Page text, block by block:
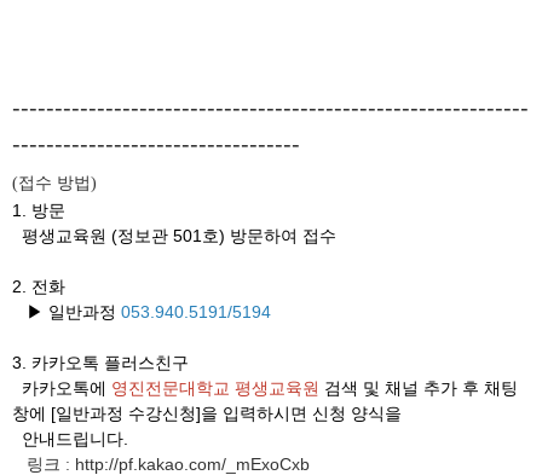
-------------------------------------------------------------
----------------------------------
(접수 방법)
1. 방문
평생교육원 (정보관 501호) 방문하여 접수
2. 전화
▶ 일반과정 053.940.5191/5194
3. 카카오톡 플러스친구
카카오톡에 영진전문대학교 평생교육원 검색 및 채널 추가 후 채팅
창에 [일반과정 수강신청]을 입력하시면 신청 양식을
안내드립니다.
링크 : http://pf.kakao.com/_mExoCxb